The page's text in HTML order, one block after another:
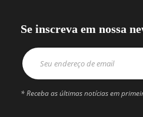
Se inscreva em nossa
* Receba as últimas notícias em